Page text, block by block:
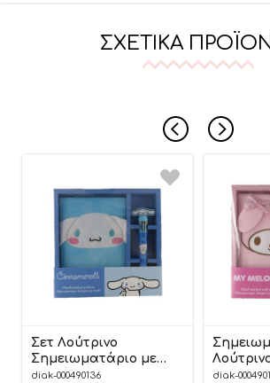
ΣΧΕΤΙΚΆ
Σετ Λούτρινο
Σημειωματάριο με
Στυλό Cinnamoroll
diak-000490136
My
diak-